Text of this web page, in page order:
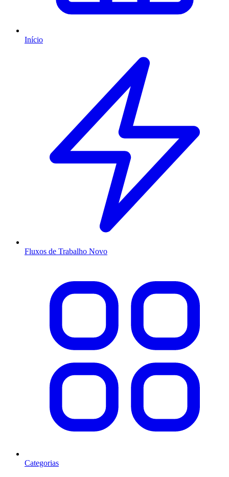
Início
Fluxos de Trabalho Novo
Categorias